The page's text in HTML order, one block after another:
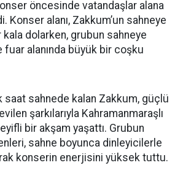
öncesinde vatandaşlar alana
Konser alanı, Zakkum’un sahneye
kala dolarken, grubun sahneye
fuar alanında büyük bir coşku
saat sahnede kalan Zakkum, güçlü
şarkılarıyla Kahramanmaraşlı
bir akşam yaşattı. Grubun
sahne boyunca dinleyicilerle
konserin enerjisini yüksek tuttu.